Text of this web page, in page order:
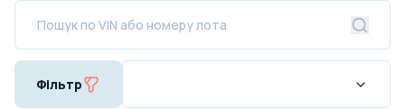
Фільтр